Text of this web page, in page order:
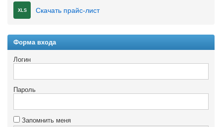
XLS Скачать прайс-лист
Форма входа
Логин
Пароль
Запомнить меня